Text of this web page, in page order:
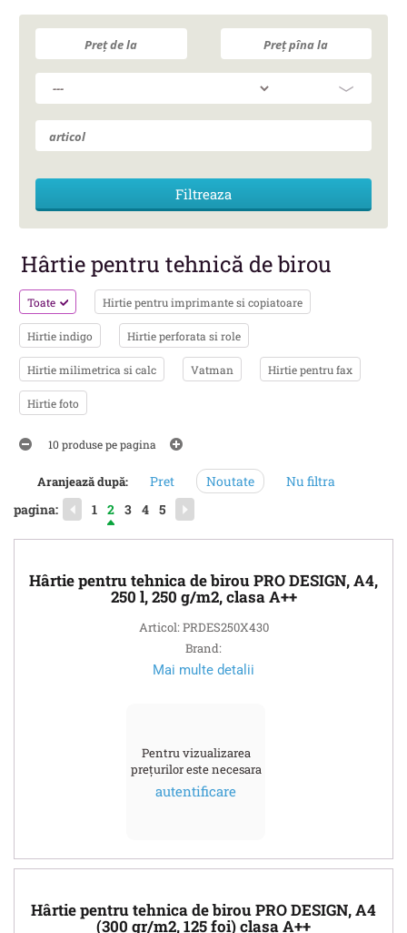
Hârtie pentru tehnică de birou
Toate Hirtie pentru imprimante si copiatoare
Hirtie indigo Hirtie perforata si role
Hirtie milimetrica si calc Vatman Hirtie pentru fax
Hirtie foto
10 produse pe pagina
Aranjează după: Pret Noutate
Nu filtra
pagina:
1 2 3 4 5
Hârtie pentru tehnica de birou PRO DESIGN, A4,
250 l, 250 g/m2, clasa A++
Articol: PRDES250X430
Brand:
Mai multe detalii
Pentru vizualizarea
prețurilor este necesara
autentificare
Hârtie pentru tehnica de birou PRO DESIGN, A4
(300 gr/m2, 125 foi) clasa A++